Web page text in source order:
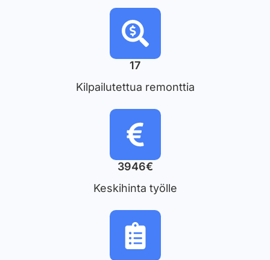
17
Kilpailutettua remonttia
3946€
Keskihinta työlle